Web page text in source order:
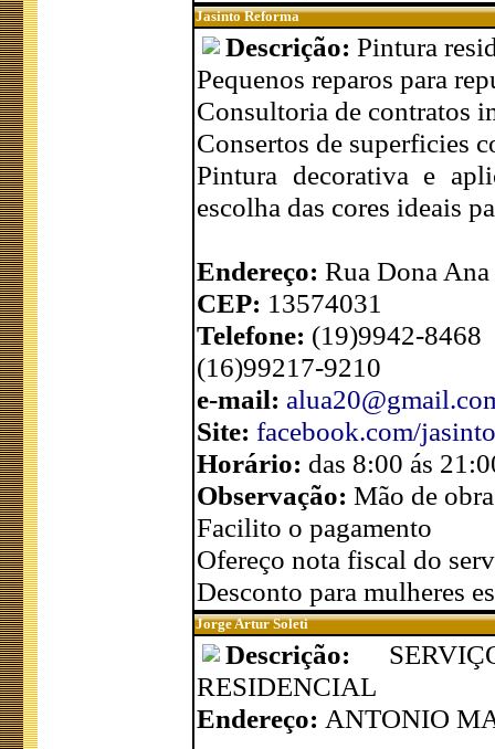
Jasinto Reforma
Descrição: Pintura
Pequenos reparos para
Consultoria de contratos
Consertos de superficies
Pintura decorativa e
escolha das cores ideais
Endereço: Rua Dona
CEP: 13574031
Telefone: (19)9942-8468
(16)99217-9210
e-mail:
Site: facebook.com/
Horário: das 8:00 ás
Observação: Mão de
Facilito o pagamento
Ofereço nota fiscal do
Desconto para mulheres
Jorge Artur Soleti
Descrição:
RESIDENCIAL
Endereço: ANTONIO